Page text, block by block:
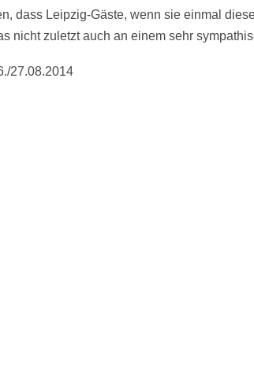
dass Leipzig-Gäste, wenn sie einmal
nicht zuletzt auch an einem sehr